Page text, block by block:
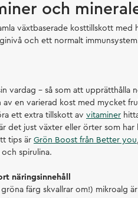
och
växtbaserade kosttillskott
och ett normalt
vardag – så som att upprätthålla
av en varierad kost med mycket
ett extra tillskott av vitaminer
det just växter eller örter som har
tips är Grön Boost från Better you
spirulina.
näringsinnehåll
färg skvallrar om!) mikroalg